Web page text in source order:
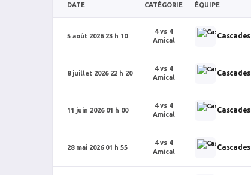
DATE CATÉGORIE ÉQUIPE
5 août 2026 23 h 10
4 vs 4
Amical
Cascades
8 juillet 2026 22 h 20
4 vs 4
Amical
Cascades
11 juin 2026 01 h 00
4 vs 4
Amical
Cascades
28 mai 2026 01 h 55
4 vs 4
Amical
Cascades